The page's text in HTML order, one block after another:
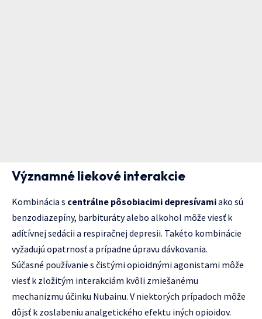
Významné liekové interakcie
Kombinácia s centrálne pôsobiacimi depresívamiako sú
benzodiazepíny, barbituráty alebo alkohol môže viesť k
adítívnej sedácii a respiračnej depresii. Takéto kombinácie
vyžadujú opatrnosť a prípadne úpravu dávkovania.
Súčasné používanie s čistými opioidnými agonistami môže
viesť k zložitým interakciám kvôli zmiešanému
mechanizmu účinku Nubainu. V niektorých prípadoch môže
dôjsť k zoslabeniu analgetického efektu iných opioidov.